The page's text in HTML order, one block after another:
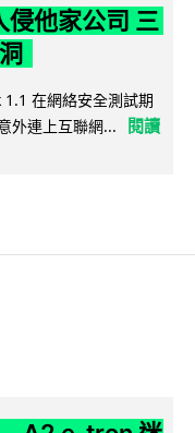
他家公司 三
在網絡安全測試期
外連上互聯網...
閱讀